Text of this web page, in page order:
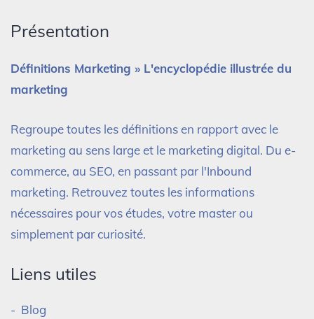
Présentation
Définitions Marketing » L'encyclopédie illustrée du
marketing
Regroupe toutes les définitions en rapport avec le
marketing au sens large et le marketing digital. Du e-
commerce, au SEO, en passant par l'Inbound
marketing. Retrouvez toutes les informations
nécessaires pour vos études, votre master ou
simplement par curiosité.
Liens utiles
Blog